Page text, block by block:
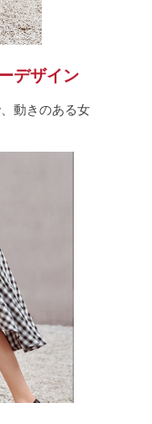
デザイン
動きのある女